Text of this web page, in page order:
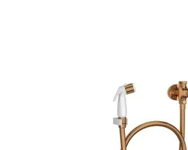
COMPRAR AGORA